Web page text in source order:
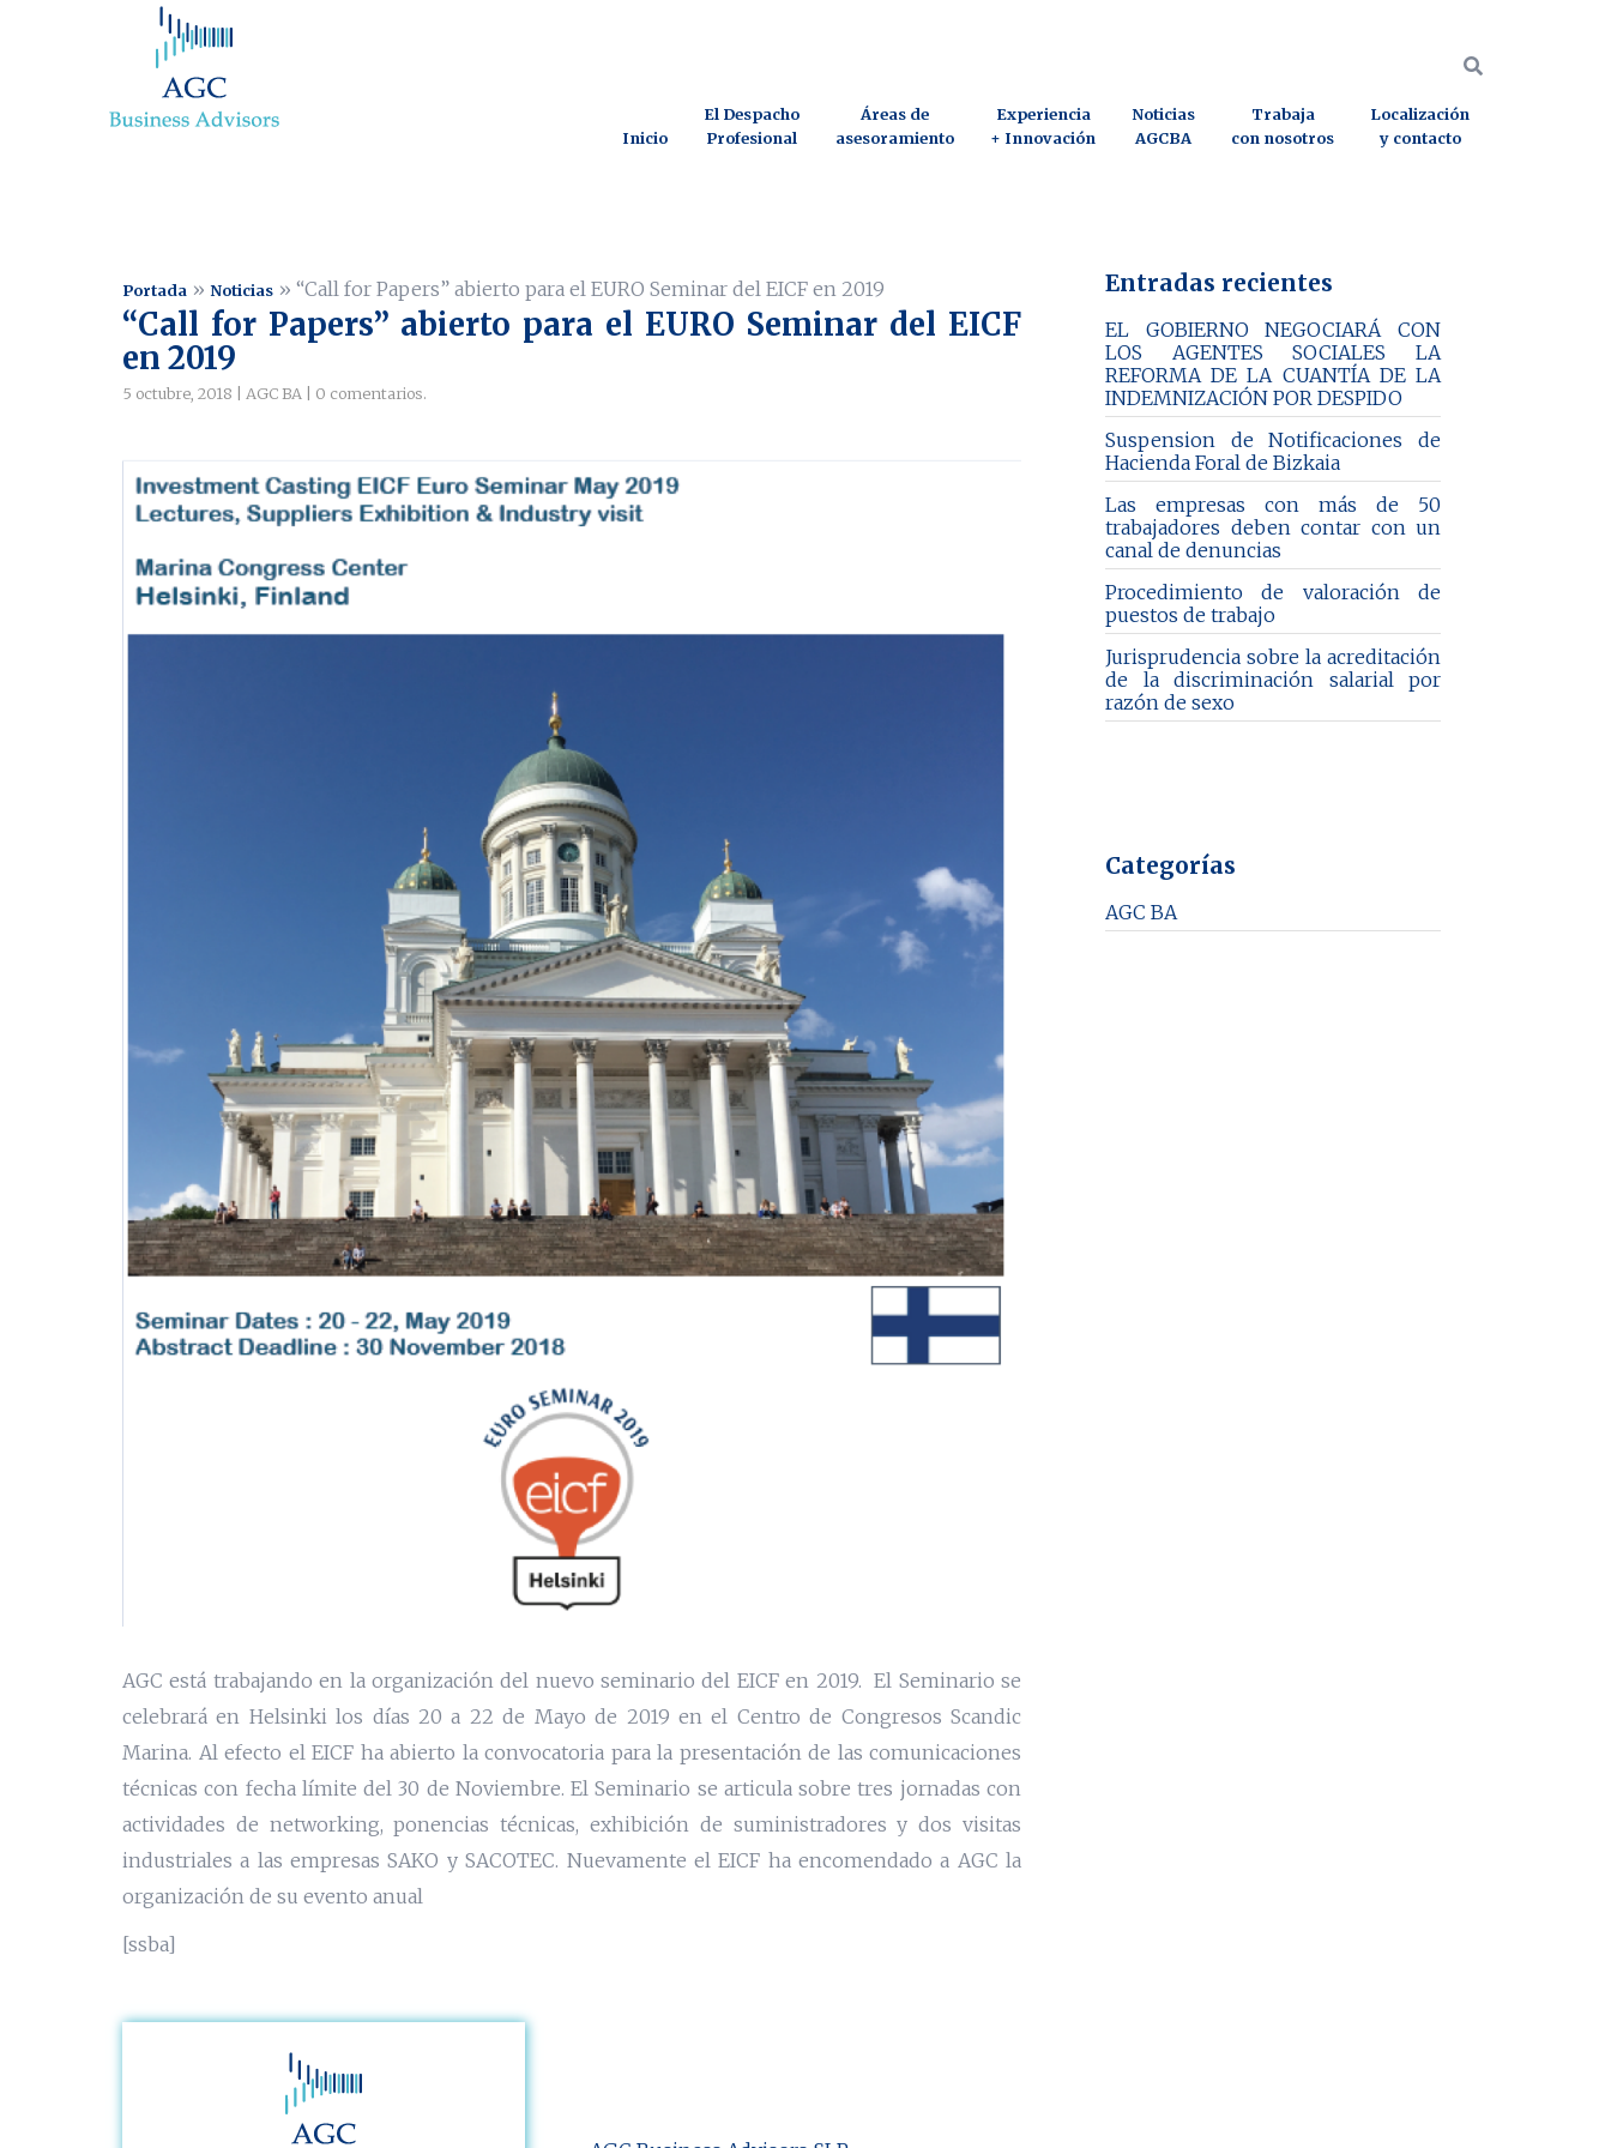
Inicio
El Despacho
Profesional
Áreas de
asesoramiento
Experiencia
+ Innovación
Noticias
AGCBA
Trabaja
con nosotros
Localización
y contacto
Portada » Noticias » “Call for Papers” abierto para el EURO Seminar del EICF en 2019
“Call for Papers” abierto para el EURO Seminar del EICF
en 2019
5 octubre, 2018 AGC BA 0 comentarios.
AGC está trabajando en la organización del nuevo seminario del EICF en 2019. El Seminario se
celebrará en Helsinki los días 20 a 22 de Mayo de 2019 en el Centro de Congresos Scandic
Marina. Al efecto el EICF ha abierto la convocatoria para la presentación de las comunicaciones
técnicas con fecha límite del 30 de Noviembre. El Seminario se articula sobre tres jornadas con
actividades de networking, ponencias técnicas, exhibición de suministradores y dos visitas
industriales a las empresas SAKO y SACOTEC. Nuevamente el EICF ha encomendado a AGC la
organización de su evento anual
[ssba]
Entradas recientes
EL GOBIERNO NEGOCIARÁ CON
LOS AGENTES SOCIALES LA
REFORMA DE LA CUANTÍA DE LA
INDEMNIZACIÓN POR DESPIDO
Suspension de Notificaciones de
Hacienda Foral de Bizkaia
Las empresas con más de 50
trabajadores deben contar con un
canal de denuncias
Procedimiento de valoración de
puestos de trabajo
Jurisprudencia sobre la acreditación
de la discriminación salarial por
razón de sexo
Categorías
AGC BA